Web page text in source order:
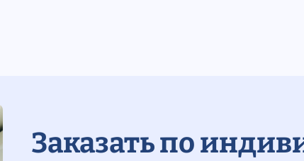
Заказать по